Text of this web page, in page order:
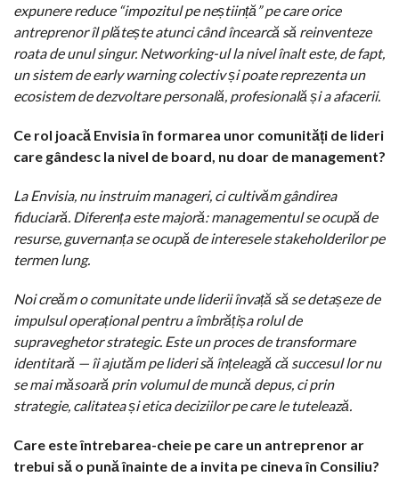
expunere reduce “impozitul pe neștiință” pe care orice
antreprenor îl plătește atunci când încearcă să reinventeze
roata de unul singur. Networking-ul la nivel înalt este, de fapt,
un sistem de early warning colectiv și poate reprezenta un
ecosistem de dezvoltare personală, profesională și a afacerii.
Ce rol joacă Envisia în formarea unor comunități de lideri
care gândesc la nivel de board, nu doar de management?
La Envisia, nu instruim manageri, ci cultivăm gândirea
fiduciară. Diferența este majoră: managementul se ocupă de
resurse, guvernanța se ocupă de interesele stakeholderilor pe
termen lung.
Noi creăm o comunitate unde liderii învață să se detașeze de
impulsul operațional pentru a îmbrățișa rolul de
supraveghetor strategic. Este un proces de transformare
identitară — îi ajutăm pe lideri să înțeleagă că succesul lor nu
se mai măsoară prin volumul de muncă depus, ci prin
strategie, calitatea și etica deciziilor pe care le tutelează.
Care este întrebarea-cheie pe care un antreprenor ar
trebui să o pună înainte de a invita pe cineva în Consiliu?